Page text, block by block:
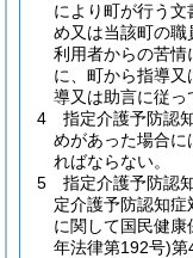
により町が行う
め又は当該町の職
利用者からの苦情
に、町から指導
導又は助言に従っ
4
指定介護予防認
めがあった場合に
ればならない。
5
指定介護予防認
定介護予防認知
に関して国民健
年法律第192号)第